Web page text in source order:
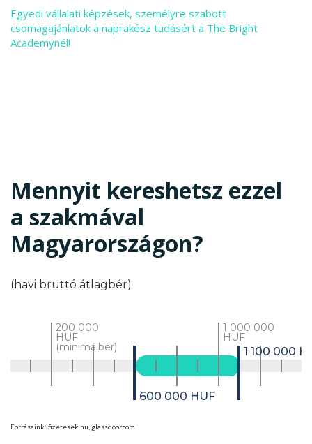
Egyedi vállalati képzések, személyre szabott
csomagajánlatok a naprakész tudásért a The Bright
Academynél!
Mennyit kereshetsz ezzel
a szakmával
Magyarországon?
(havi bruttó átlagbér)
200 000
HUF
(minimálbér)
600 000 HUF
1 000 000
HUF
1 100 000
Forrásaink: fizetesek.hu, glassdoor.com.